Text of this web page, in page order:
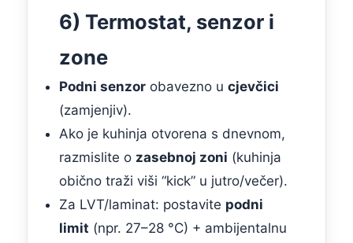
6) Termostat, senzor i
zone
Podni senzor obavezno u cjevčici
(zamjenjiv).
Ako je kuhinja otvorena s dnevnom,
razmislite o zasebnoj zoni (kuhinja
obično traži viši “kick” u jutro/večer).
Za LVT/laminat: postavite podni
limit (npr. 27–28 °C) + ambijentalnu